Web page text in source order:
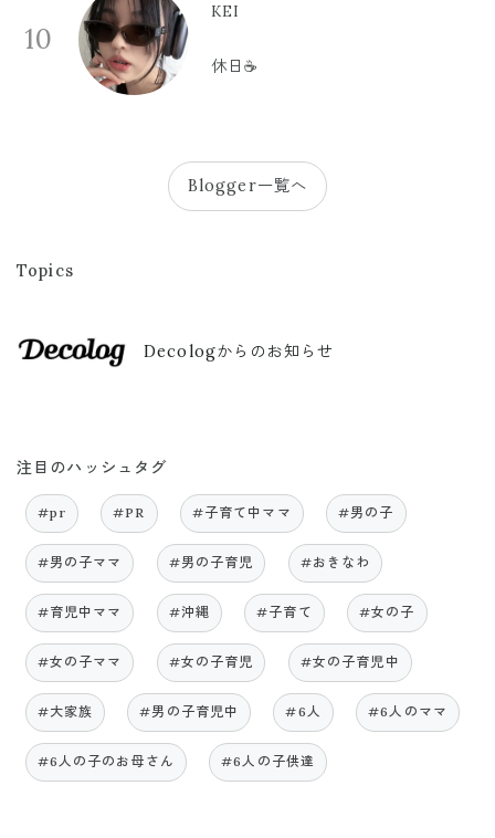
10
KEI
休日☕️
Blogger一覧へ
Topics
Decologからのお知らせ
注目のハッシュタグ
#pr #PR #子育て中ママ #男の子
#男の子ママ #男の子育児 #おきなわ
#育児中ママ #沖縄 #子育て #女の子
#女の子ママ #女の子育児 #女の子育児中
#大家族 #男の子育児中 #6人 #6人のママ
#6人の子のお母さん #6人の子供達